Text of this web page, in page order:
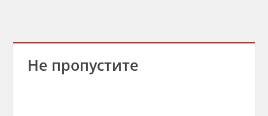
Не пропустите